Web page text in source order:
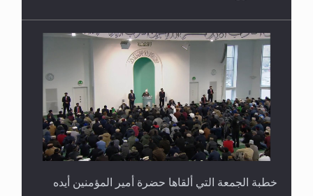
خطبة الجمعة التي ألقاها حضرة أمير المؤمنين أيده